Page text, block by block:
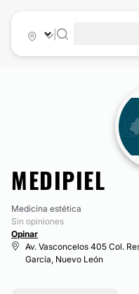
MEDIPIEL
Medicina estética
Sin opiniones
Opinar
Av. Vasconcelos 405 Col.
García, Nuevo León